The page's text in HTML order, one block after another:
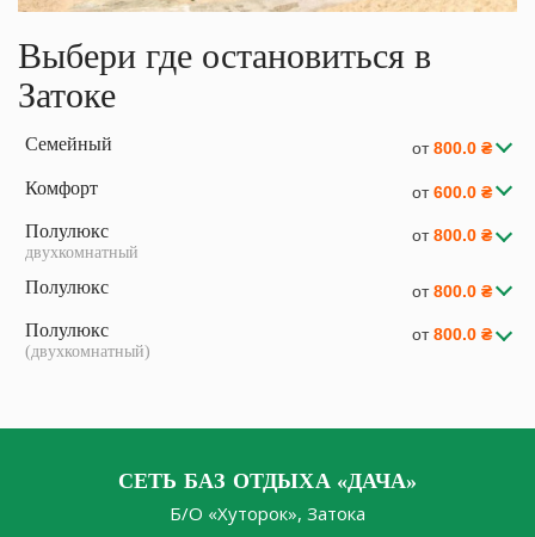
Выбери где остановиться в
Затоке
Семейный от800.0 ₴
Телевизор Ванная комната Холодильник Площадь
18м2 Вместимость: до 4 человек…
Комфорт от600.0 ₴
Кровати дву/односпальные Бытовая техника Wі-Fі
Телевизор Ванная комната Холодильник Площадь
Полулюкс
двухкомнатный
от800.0 ₴
Полулюкс от800.0 ₴
Полулюкс
(двухкомнатный)
от800.0 ₴
СЕТЬ БАЗ ОТДЫХА «ДАЧА»
Б/О «Хуторок», Затока